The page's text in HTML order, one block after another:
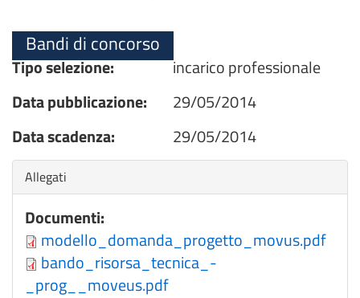
Bandi di concorso
Tipo selezione:
incarico professionale
Data pubblicazione:
29/05/2014
Data scadenza:
29/05/2014
Nascondi
Allegati
Documenti:
modello_domanda_progetto_movus.pdf
bando_risorsa_tecnica_-
_prog__moveus.pdf